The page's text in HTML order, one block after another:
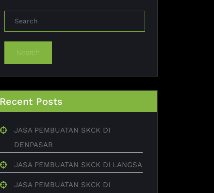
Search
Recent Posts
JASA PEMBUATAN SKCK DI
DENPASAR
JASA PEMBUATAN SKCK DI LANGSA
JASA PEMBUATAN SKCK DI